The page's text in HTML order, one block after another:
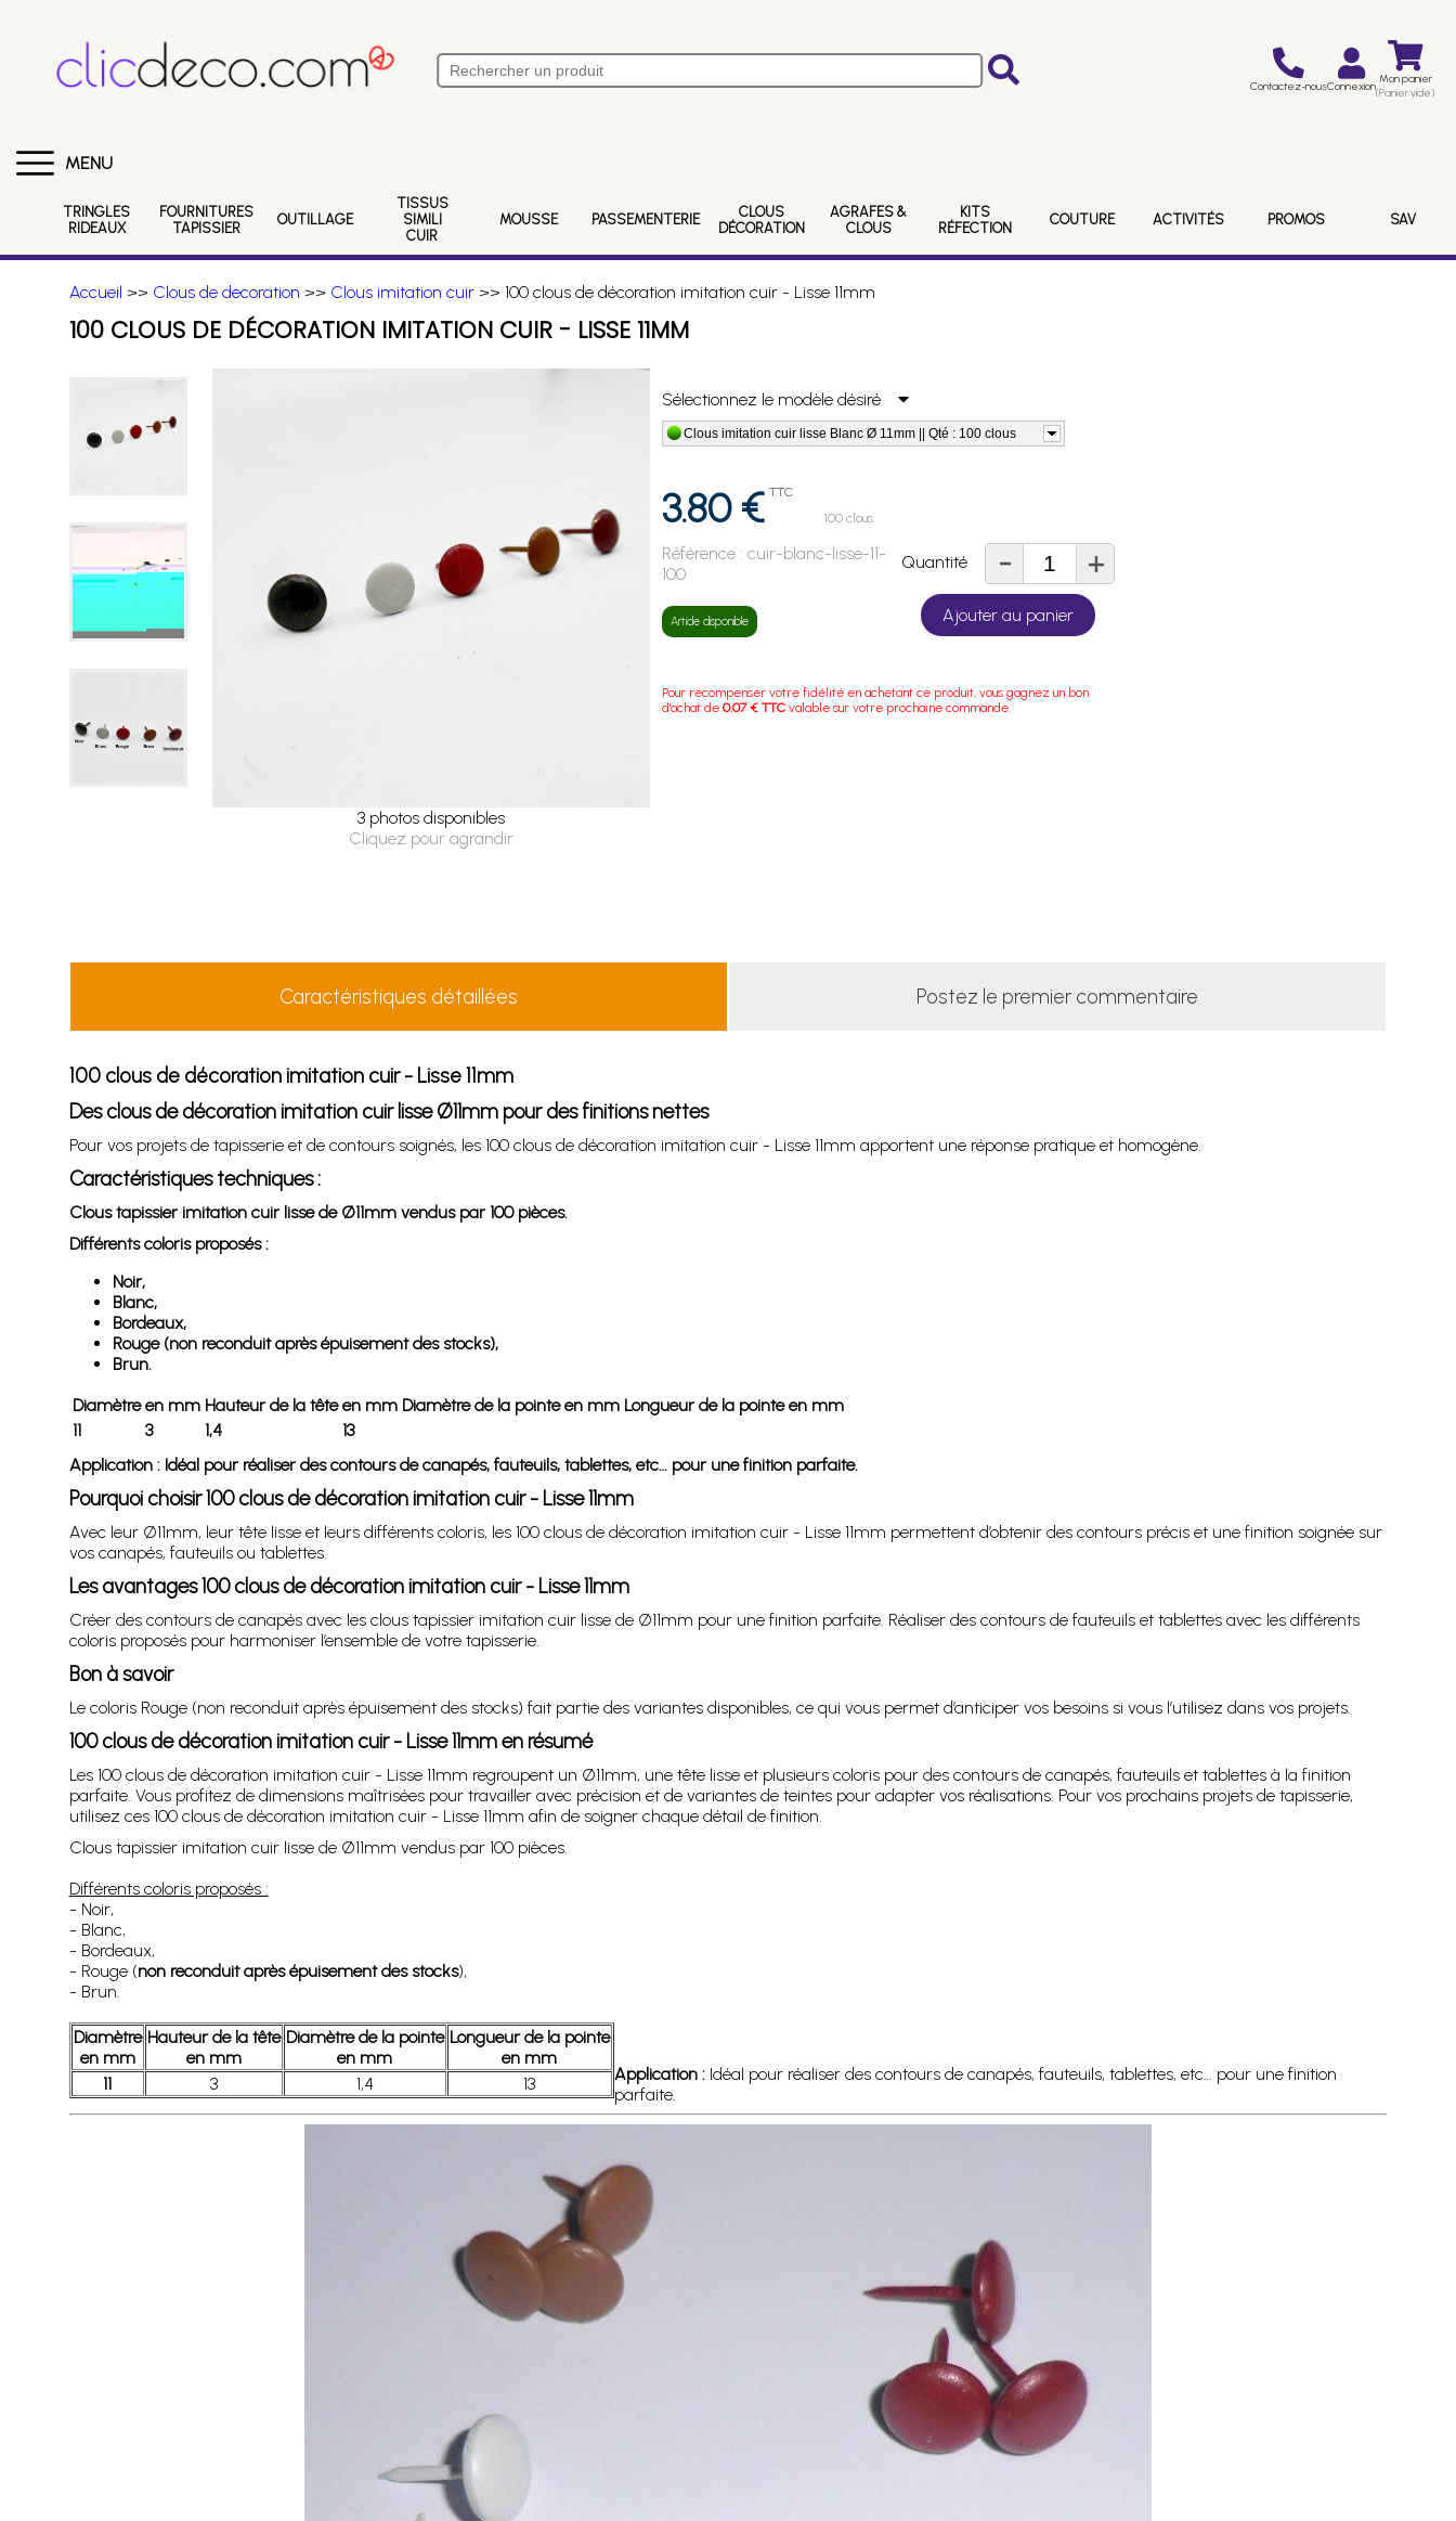
Contactez-nousConnexion Mon panier
(Panier vide)
MENU
TRINGLES
RIDEAUX
FOURNITURES
TAPISSIER
OUTILLAGE
TISSUS
SIMILI
CUIR
MOUSSE PASSEMENTERIE
CLOUS
DÉCORATION
AGRAFES &
CLOUS
KITS
RÉFECTION
COUTURE ACTIVITÉS PROMOS SAV
Accueil >> Clous de decoration >> Clous imitation cuir>> 100 clous de décoration imitation cuir - Lisse 11mm
100 CLOUS DE DÉCORATION IMITATION CUIR - LISSE 11MM
3 photos disponibles
Cliquez pour agrandir
Sélectionnez le modèle désiré
Clous imitation cuir lisse Blanc Ø 11mm || Qté : 100 clous
3.80 € TTC
100 clous
Référence :cuir-blanc-lisse-11-
100
Article disponible
Quantité - +
Ajouter au panier
Pour récompenser votre fidélité en achetant ce produit, vous gagnez un bon
d'achat de0.07 € TTC valable sur votre prochaine commande.
Caractéristiques détaillées Postez le premier commentaire
100 clous de décoration imitation cuir - Lisse 11mm
Des clous de décoration imitation cuir lisse Ø11mm pour des finitions nettes
Pour vos projets de tapisserie et de contours soignés, les 100 clous de décoration imitation cuir - Lisse 11mm apportent une réponse pratique et homogène.
Caractéristiques techniques :
Clous tapissier imitation cuir lisse de Ø11mm vendus par 100 pièces.
Différents coloris proposés :
Noir,
Blanc,
Bordeaux,
Rouge (non reconduit après épuisement des stocks),
Brun.
Diamètre en mm Hauteur de la tête en mm Diamètre de la pointe en mm Longueur de la pointe en mm
11
3 1,4
13
Application : Idéal pour réaliser des contours de canapés, fauteuils, tablettes, etc… pour une finition parfaite.
Pourquoi choisir 100 clous de décoration imitation cuir - Lisse 11mm
Avec leur Ø11mm, leur tête lisse et leurs différents coloris, les 100 clous de décoration imitation cuir - Lisse 11mm permettent d’obtenir des contours précis et une finition soignée sur
vos canapés, fauteuils ou tablettes.
Les avantages 100 clous de décoration imitation cuir - Lisse 11mm
Créer des contours de canapés avec les clous tapissier imitation cuir lisse de Ø11mm pour une finition parfaite. Réaliser des contours de fauteuils et tablettes avec les différents
coloris proposés pour harmoniser l’ensemble de votre tapisserie.
Bon à savoir
Le coloris Rouge (non reconduit après épuisement des stocks) fait partie des variantes disponibles, ce qui vous permet d’anticiper vos besoins si vous l’utilisez dans vos projets.
100 clous de décoration imitation cuir - Lisse 11mm en résumé
Les 100 clous de décoration imitation cuir - Lisse 11mm regroupent un Ø11mm, une tête lisse et plusieurs coloris pour des contours de canapés, fauteuils et tablettes à la finition
parfaite. Vous profitez de dimensions maîtrisées pour travailler avec précision et de variantes de teintes pour adapter vos réalisations. Pour vos prochains projets de tapisserie,
utilisez ces 100 clous de décoration imitation cuir - Lisse 11mm afin de soigner chaque détail de finition.
Clous tapissier imitation cuir lisse de Ø11mm vendus par 100 pièces.
Différents coloris proposés :
- Noir,
- Blanc,
- Bordeaux,
- Rouge (non reconduit après épuisement des stocks),
- Brun.
Diamètre
en mm
Hauteur de la tête
en mm
Diamètre de la pointe
en mm
Longueur de la pointe
en mm
11
3 1,4 13 Application :Idéal pour réaliser des contours de canapés, fauteuils, tablettes, etc… pour une finition
parfaite.